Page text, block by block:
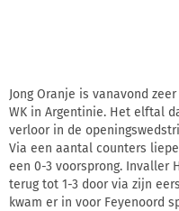
Jong Oranje is vanavond
WK in Argentinie. Het elftal
verloor in de
Via een aantal counters
een 0-3 voorsprong. Invaller
terug tot 1-3 door via zijn
kwam er in voor Feyenoord